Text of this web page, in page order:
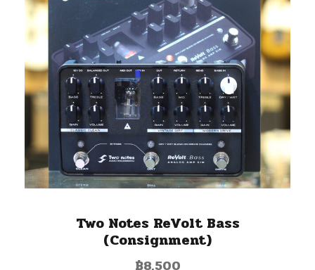
Two Notes ReVolt Bass
(Consignment)
฿8,500